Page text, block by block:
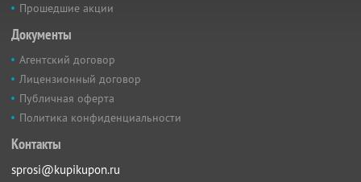
Прошедшие акции
Документы
Агентский договор
Лицензионный договор
Публичная оферта
Политика конфиденциальности
Контакты
sprosi@kupikupon.ru